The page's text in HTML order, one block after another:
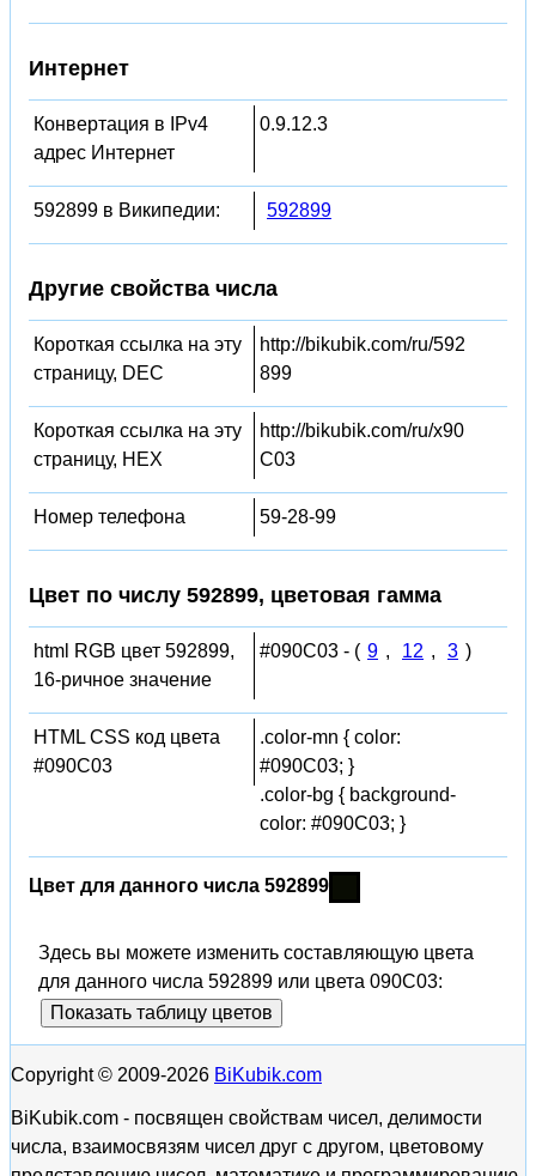
Интернет
Конвертация в IPv4
адрес Интернет
0.9.12.3
592899 в Википедии: 592899
Другие свойства числа
Короткая ссылка на эту
страницу, DEC
http://bikubik.com/ru/592
899
Короткая ссылка на эту
страницу, HEX
http://bikubik.com/ru/x90
C03
Номер телефона 59-28-99
Цвет по числу 592899, цветовая гамма
html RGB цвет 592899,
16-ричное значение
#090C03 - ( 9 , 12 , 3 )
HTML CSS код цвета
#090C03
.color-mn { color:
#090C03; }
.color-bg { background-
color: #090C03; }
Цвет для данного числа 592899
Здесь вы можете изменить составляющую цвета
для данного числа 592899 или цвета 090C03:
Показать таблицу цветов
Copyright © 2009-2026 BiKubik.com
BiKubik.com - посвящен свойствам чисел, делимости
числа, взаимосвязям чисел друг с другом, цветовому